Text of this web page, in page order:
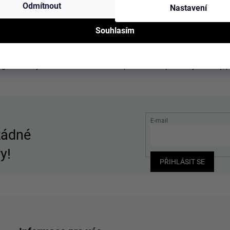
Nastavení
Odmítnout
Souhlasím
značky ve zlatém tónu. Uvnitř má peněženka 4 přihrádky na
E-mail
PŘIHLÁSIT SE